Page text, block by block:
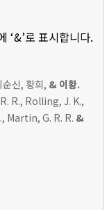
‘&’로 표시합니다.
신, 황희, & 이황.
R., Rolling, J. K.,
Martin, G. R. R. &